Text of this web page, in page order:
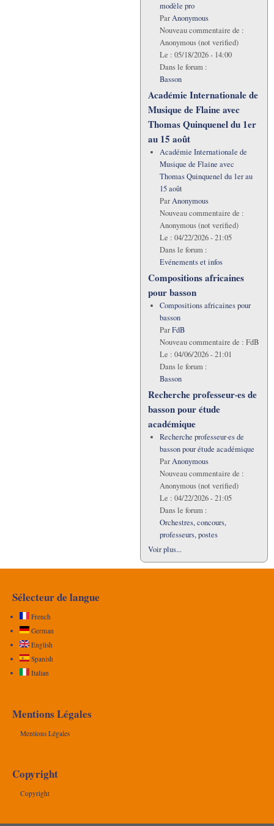
modèle pro
ParAnonymous
Nouveau commentaire de :
Anonymous (not verified)
Le : 05/18/2026 - 14:00
Dans le forum :
Basson
Académie Internationale de
Musique de Flaine avec
Thomas Quinquenel du 1er
au 15 août
Académie Internationale de
Musique de Flaine avec
Thomas Quinquenel du 1er au
15 août
ParAnonymous
Nouveau commentaire de :
Anonymous (not verified)
Le : 04/22/2026 - 21:05
Dans le forum :
Evénements et infos
Compositions africaines
pour basson
Compositions africaines pour
basson
ParFdB
Nouveau commentaire de : FdB
Le : 04/06/2026 - 21:01
Dans le forum :
Basson
Recherche professeur·es de
basson pour étude
académique
Recherche professeur·es de
basson pour étude académique
ParAnonymous
Nouveau commentaire de :
Anonymous (not verified)
Le : 04/22/2026 - 21:05
Dans le forum :
Orchestres, concours,
professeurs, postes
Voir plus...
Sélecteur de langue
French
German
English
Spanish
Italian
Mentions Légales
Mentions Légales
Copyright
Copyright